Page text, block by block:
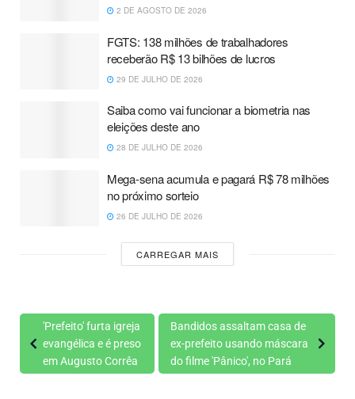
2 DE AGOSTO DE 2026
FGTS: 138 milhões de trabalhadores
receberão R$ 13 bilhões de lucros
29 DE JULHO DE 2026
Saiba como vai funcionar a biometria nas
eleições deste ano
28 DE JULHO DE 2026
Mega-sena acumula e pagará R$ 78 milhões
no próximo sorteio
26 DE JULHO DE 2026
CARREGAR MAIS
'Prefeito' furta igreja
evangélica e é preso
em Augusto Corrêa
Bandidos assaltam casa de
ex-prefeito usando máscara
do filme 'Pânico', no Pará